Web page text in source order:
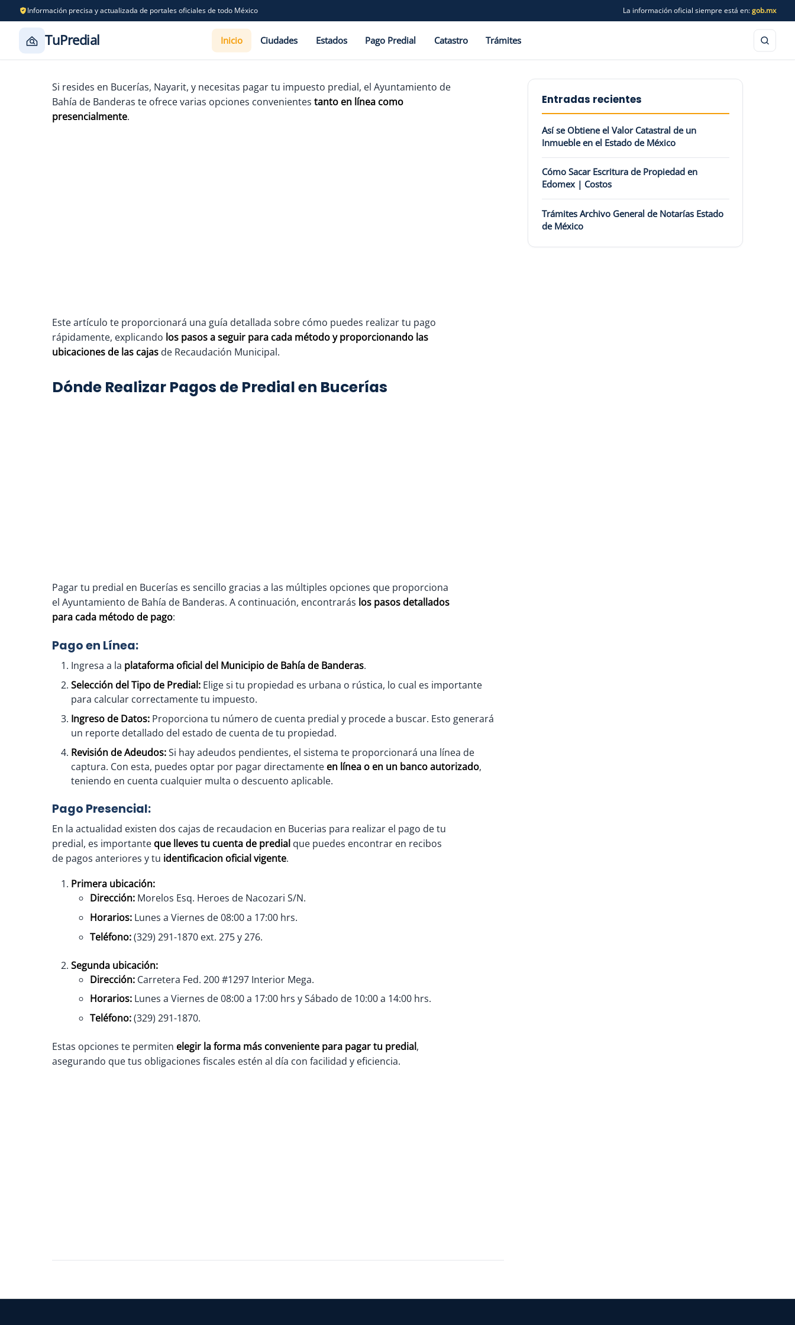
Información precisa y actualizada de portales oficiales de todo México La información oficial siempre está en:gob.mx
TuPredial Inicio Ciudades Estados Pago Predial Catastro Trámites
Si resides en Bucerías, Nayarit, y necesitas pagar tu impuesto predial, el Ayuntamiento de
Bahía de Banderas te ofrece varias opciones convenientes tanto en línea como
presencialmente.
Este artículo te proporcionará una guía detallada sobre cómo puedes realizar tu pago
rápidamente, explicando los pasos a seguir para cada método y proporcionando las
ubicaciones de las cajas de Recaudación Municipal.
Dónde Realizar Pagos de Predial en Bucerías
Pagar tu predial en Bucerías es sencillo gracias a las múltiples opciones que proporciona
el Ayuntamiento de Bahía de Banderas. A continuación, encontrarás los pasos detallados
para cada método de pago:
Pago en Línea:
Ingresa a la plataforma oficial del Municipio de Bahía de Banderas.
Selección del Tipo de Predial: Elige si tu propiedad es urbana o rústica, lo cual es importante
para calcular correctamente tu impuesto.
Ingreso de Datos: Proporciona tu número de cuenta predial y procede a buscar. Esto generará
un reporte detallado del estado de cuenta de tu propiedad.
Revisión de Adeudos:Si hay adeudos pendientes, el sistema te proporcionará una línea de
captura. Con esta, puedes optar por pagar directamente en línea o en un banco autorizado,
teniendo en cuenta cualquier multa o descuento aplicable.
Pago Presencial:
En la actualidad existen dos cajas de recaudacion en Bucerias para realizar el pago de tu
predial, es importante que lleves tu cuenta de predial que puedes encontrar en recibos
de pagos anteriores y tu identificacion oficial vigente.
Primera ubicación:
Dirección: Morelos Esq. Heroes de Nacozari S/N.
Horarios: Lunes a Viernes de 08:00 a 17:00 hrs.
Teléfono:(329) 291-1870 ext. 275 y 276.
Segunda ubicación:
Dirección: Carretera Fed. 200 #1297 Interior Mega.
Horarios: Lunes a Viernes de 08:00 a 17:00 hrs y Sábado de 10:00 a 14:00 hrs.
Teléfono:(329) 291-1870.
Estas opciones te permiten elegir la forma más conveniente para pagar tu predial,
asegurando que tus obligaciones fiscales estén al día con facilidad y eficiencia.
Entradas recientes
Así se Obtiene el Valor Catastral de un
Inmueble en el Estado de México
Cómo Sacar Escritura de Propiedad en
Edomex | Costos
Trámites Archivo General de Notarías Estado
de México